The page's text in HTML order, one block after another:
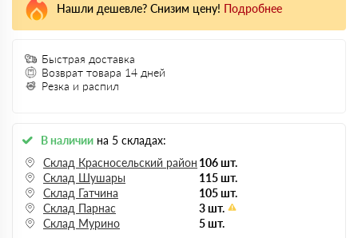
Быстрая доставка
Возврат товара 14 дней
Резка и распил
В наличии на 5 складах:
Склад Красносельский район 106 шт.
Склад Шушары
115 шт.
Склад Гатчина
105 шт.
Склад Парнас
3 шт.
Склад Мурино
5 шт.
Нашли дешевле? Снизим цену! Подробнее